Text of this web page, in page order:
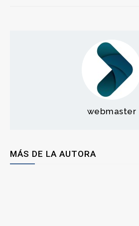
webmaster
MÁS DE LA AUTORA